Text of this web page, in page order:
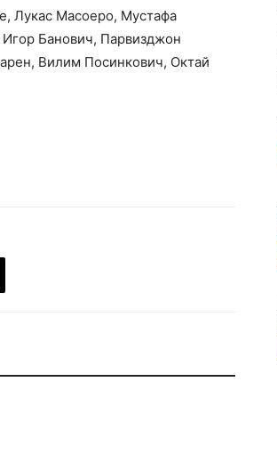
Лукас Масоеро, Мустафа
Банович, Парвизджон
Вилим Посинкович, Октай